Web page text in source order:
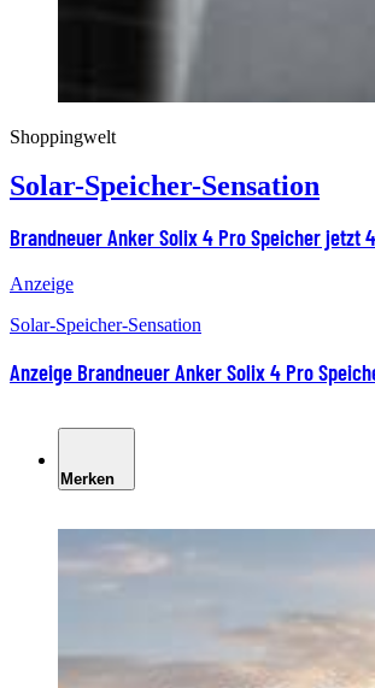
Shoppingwelt
Solar-Speicher-Sensation
Brandneuer Anker Solix 4 Pro Speicher
Anzeige
Solar-Speicher-Sensation
Anzeige Brandneuer Anker Solix 4 Pro
Merken